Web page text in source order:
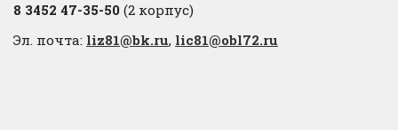
8 3452 47-35-50 (2 корпус)
Эл. почта: liz81@bk.ru, lic81@obl72.ru